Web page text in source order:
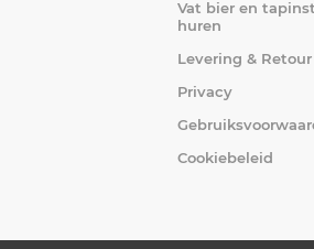
Vat bier en
huren
Levering & Retour
Privacy
Cookiebeleid